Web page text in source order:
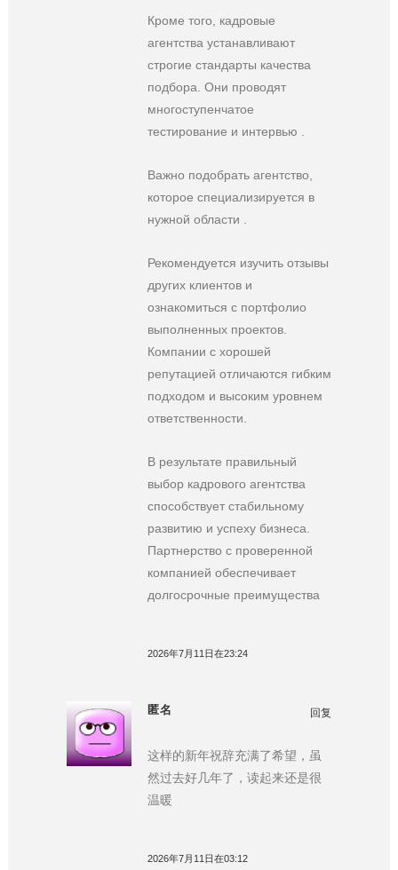
Кроме того, кадровые
агентства устанавливают
строгие стандарты качества
подбора. Они проводят
многоступенчатое
тестирование и интервью .
Важно подобрать агентство,
которое специализируется в
нужной области .
Рекомендуется изучить отзывы
других клиентов и
ознакомиться с портфолио
выполненных проектов.
Компании с хорошей
репутацией отличаются гибким
подходом и высоким уровнем
ответственности.
В результате правильный
выбор кадрового агентства
способствует стабильному
развитию и успеху бизнеса.
Партнерство с проверенной
компанией обеспечивает
долгосрочные преимущества
2026年7月11日在23:24
匿名 回复
这样的新年祝辞充满了希望，虽
然过去好几年了，读起来还是很
温暖
2026年7月11日在03:12